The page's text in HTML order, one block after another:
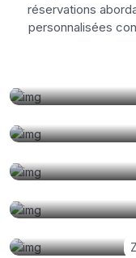
réservations
personnalisées